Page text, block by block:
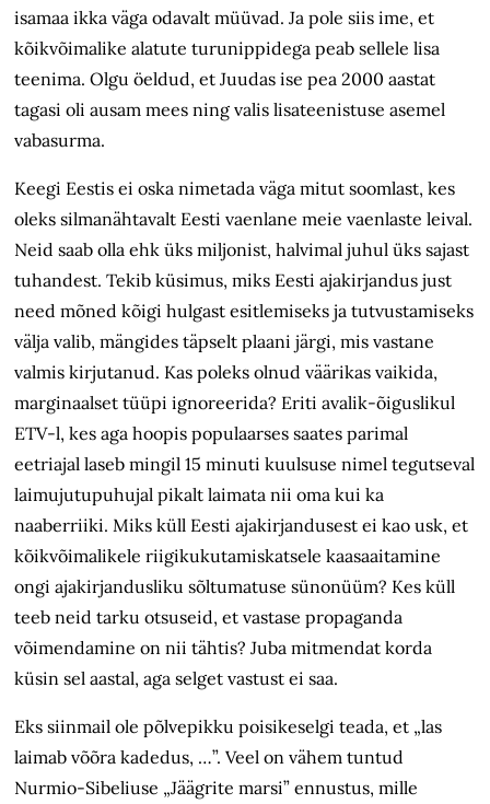
isamaa ikka väga odavalt müüvad. Ja pole siis ime, et
kõikvõimalike alatute turunippidega peab sellele lisa
teenima. Olgu öeldud, et Juudas ise pea 2000 aastat
tagasi oli ausam mees ning valis lisateenistuse asemel
vabasurma.
Keegi Eestis ei oska nimetada väga mitut soomlast, kes
oleks silmanähtavalt Eesti vaenlane meie vaenlaste leival.
Neid saab olla ehk üks miljonist, halvimal juhul üks sajast
tuhandest. Tekib küsimus, miks Eesti ajakirjandus just
need mõned kõigi hulgast esitlemiseks ja tutvustamiseks
välja valib, mängides täpselt plaani järgi, mis vastane
valmis kirjutanud. Kas poleks olnud väärikas vaikida,
marginaalset tüüpi ignoreerida? Eriti avalik-õiguslikul
ETV-l, kes aga hoopis populaarses saates parimal
eetriajal laseb mingil 15 minuti kuulsuse nimel tegutseval
laimujutupuhujal pikalt laimata nii oma kui ka
naaberriiki. Miks küll Eesti ajakirjandusest ei kao usk, et
kõikvõimalikele riigikukutamiskatsele kaasaaitamine
ongi ajakirjandusliku sõltumatuse sünonüüm? Kes küll
teeb neid tarku otsuseid, et vastase propaganda
võimendamine on nii tähtis? Juba mitmendat korda
küsin sel aastal, aga selget vastust ei saa.
Eks siinmail ole põlvepikku poisikeselgi teada, et „las
laimab võõra kadedus, …”. Veel on vähem tuntud
Nurmio-Sibeliuse „Jäägrite marsi” ennustus, mille